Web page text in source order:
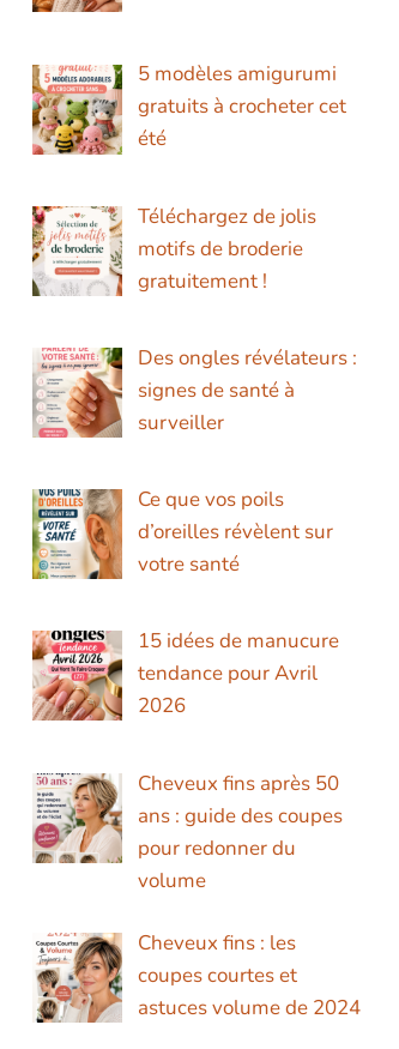
5 modèles amigurumi
gratuits à crocheter cet
été
Téléchargez de jolis
motifs de broderie
gratuitement !
Des ongles révélateurs :
signes de santé à
surveiller
Ce que vos poils
d’oreilles révèlent sur
votre santé
15 idées de manucure
tendance pour Avril
2026
Cheveux fins après 50
ans : guide des coupes
pour redonner du
volume
Cheveux fins : les
coupes courtes et
astuces volume de 2024